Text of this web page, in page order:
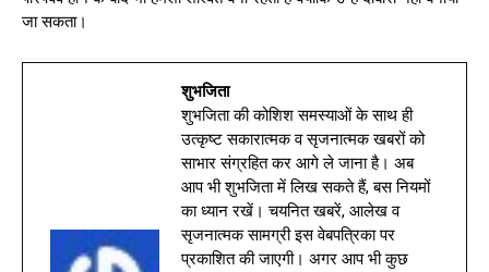
जा सकता।
शुभजिता
शुभजिता की कोशिश समस्याओं के साथ ही
उत्कृष्ट सकारात्मक व सृजनात्मक खबरों को
साभार संग्रहित कर आगे ले जाना है। अब
आप भी शुभजिता में लिख सकते हैं, बस नियमों
का ध्यान रखें। चयनित खबरें, आलेख व
सृजनात्मक सामग्री इस वेबपत्रिका पर
प्रकाशित की जाएगी। अगर आप भी कुछ